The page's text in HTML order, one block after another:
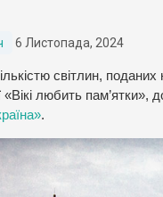
6 Листопада, 2024
світлин,
«Вікі любить
.